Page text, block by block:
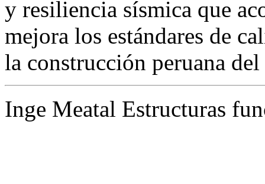
y resiliencia sísmica que
mejora los estándares de
la construcción peruana
Inge Meatal Estructuras